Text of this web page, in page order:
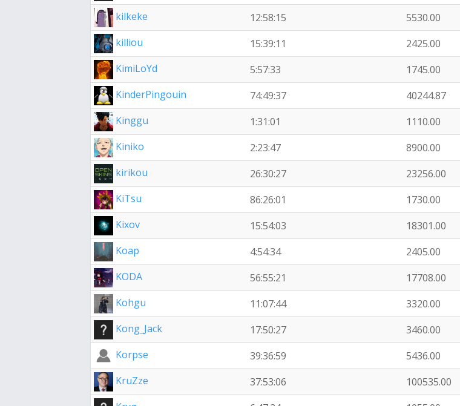
kilkeke
12:58:15
5530.00
killiou
15:39:11
2425.00
KimiLoYd
5:57:33
1745.00
KinderPingouin
74:49:37
40244.87
Kinggu
1:31:01
1110.00
Kiniko
2:23:47
8900.00
kirikou
26:30:27
23256.00
KiTsu
86:26:01
1730.00
Kixov
15:54:03
18301.00
Koap
4:54:34
2405.00
KODA
56:55:21
17708.00
Kohgu
11:07:44
3320.00
Kong_Jack
17:50:27
3460.00
Korpse
39:36:59
5436.00
KruZze
37:53:06
100535.00